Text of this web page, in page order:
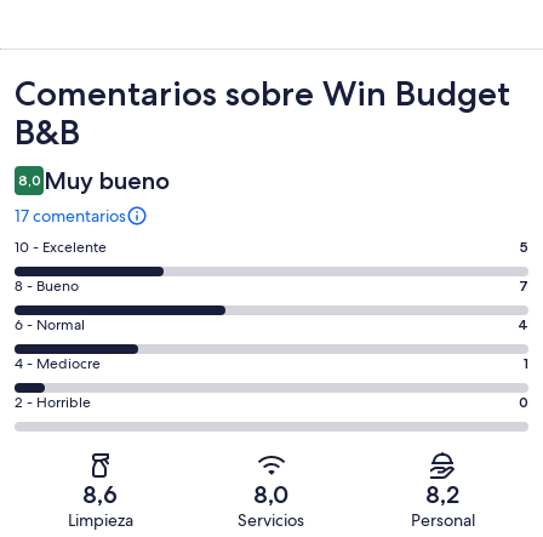
Comentarios
Comentarios sobre Win Budget
B&B
8,0 Muy bueno
17 comentarios
5
comentarios
de
un
total
de
17
con
puntuación
10 - Excelente 5
7
comentarios
de
un
total
de
17
puntuación
8 - Bueno 7
4
comentarios
de
un
total
6 - Normal 4
1
comentarios
de
4 - Mediocre 1
0
comentarios
2 - Horrible 0
8,6
Limpieza
8,0
Servicios
8,2
Personal